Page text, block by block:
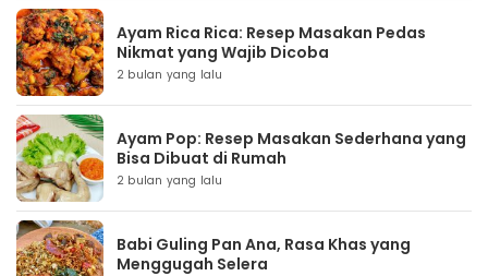
Ayam Rica Rica: Resep Masakan Pedas
Nikmat yang Wajib Dicoba
2 bulan yang lalu
Ayam Pop: Resep Masakan Sederhana yang
Bisa Dibuat di Rumah
2 bulan yang lalu
Babi Guling Pan Ana, Rasa Khas yang
Menggugah Selera